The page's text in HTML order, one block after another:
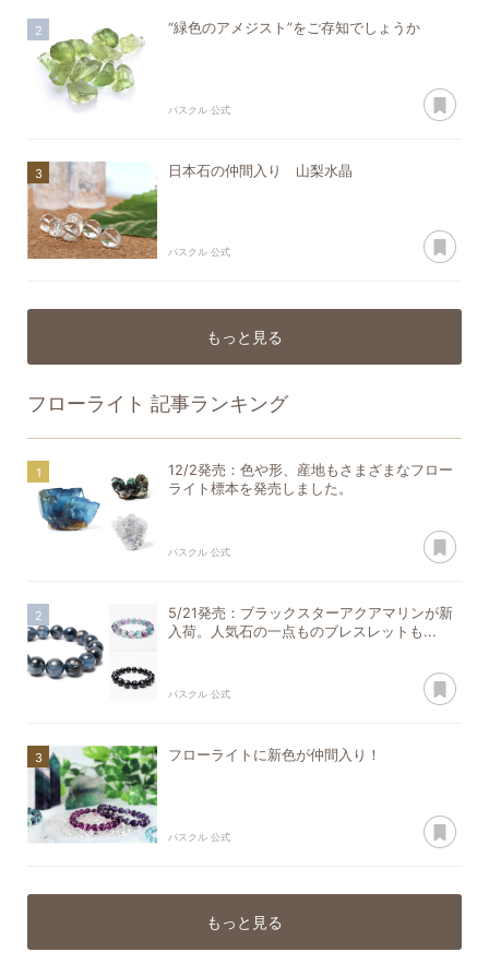
“緑色のアメジスト”をご存知でしょうか
パスクル 公式
日本石の仲間入り 山梨水晶
パスクル 公式
もっと見る
フローライト 記事ランキング
12/2発売：色や形、産地もさまざまなフロー
ライト標本を発売しました。
パスクル 公式
5/21発売：ブラックスターアクアマリンが新
入荷。人気石の一点ものブレスレットも...
パスクル 公式
フローライトに新色が仲間入り！
パスクル 公式
もっと見る